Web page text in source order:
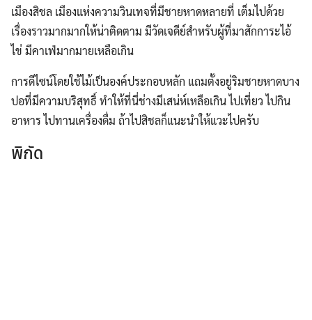
เมืองสิชล เมืองแห่งความวินเทจที่มีชายหาดหลายที่ เต็มไปด้วย
เรื่องราวมากมากให้น่าติดตาม มีวัดเจดีย์สำหรับผู้ที่มาสักการะไอ้
ไข่ มีคาเฟ่มากมายเหลือเกิน
การดีไซน์โดยใช้ไม้เป็นองค์ประกอบหลัก แถมตั้งอยู่ริมชายหาดบาง
ปอที่มีความบริสุทธิ์ ทำให้ที่นี่ช่างมีเสน่ห์เหลือเกิน ไปเที่ยว ไปกิน
อาหาร ไปทานเครื่องดื่ม ถ้าไปสิชลก็แนะนำให้แวะไปครับ
พิกัด